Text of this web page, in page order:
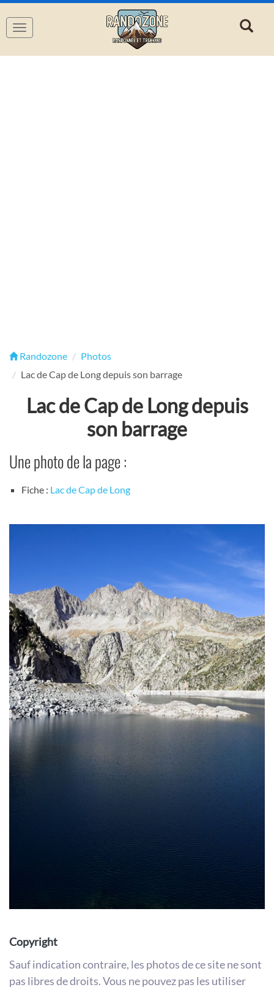
Navigation
Randozone
Photos
Lac de Cap de Long depuis son barrage
Lac de Cap de Long depuis
son barrage
Une photo de la page :
Fiche : Lac de Cap de Long
Copyright
Sauf indication contraire, les photos de ce site ne sont
pas libres de droits. Vous ne pouvez pas les utiliser